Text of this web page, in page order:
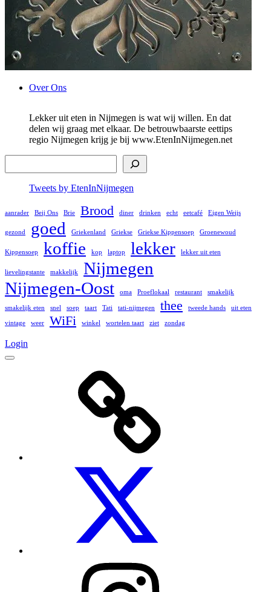
inhoud
Over Ons
Lekker uit eten in Nijmegen is wat wij willen. En dat
delen wij graag met elkaar. De betrouwbaarste eettips
regio Nijmegen krijg je bij www.EtenInNijmegen.net
Tweets by EtenInNijmegen
aanrader Beij Ons Brie Brood diner drinken echt eetcafé Eigen Weijs
gezond goed Griekenland Griekse Griekse Kippensoep Groenewoud
Kippensoep koffie kop laptop lekker lekker uit eten
lievelingstante makkelijk
Nijmegen
Nijmegen-Oost
oma Proeflokaal restaurant smakelijk
smakelijk eten snel soep taart Tati tati-nijmegen thee tweede hands uit eten
vintage weer WiFi winkel wortelen taart ziet zondag
Login
Menu